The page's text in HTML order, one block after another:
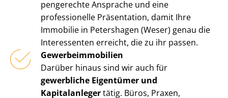
pen­ge­rech­te Ansprache und eine
professionelle Präsentation, damit Ihre
Immobilie in Petershagen (Weser) genau die
Interessenten erreicht, die zu ihr passen.
Ge­wer­be­im­mo­bi­li­en
Darüber hinaus sind wir auch für
gewerbliche Eigentümer und
Kapitalanlegertätig. Büros, Praxen,